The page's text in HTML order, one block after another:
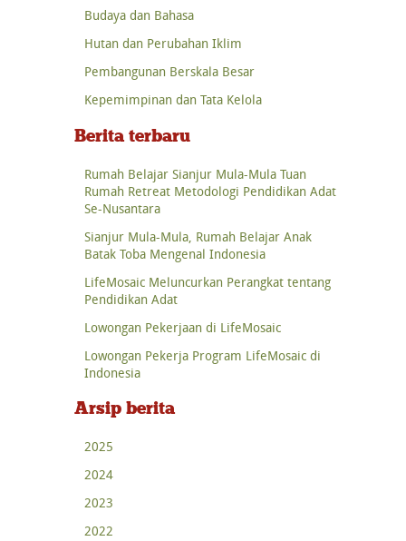
Budaya dan Bahasa
Hutan dan Perubahan Iklim
Pembangunan Berskala Besar
Kepemimpinan dan Tata Kelola
Berita terbaru
Rumah Belajar Sianjur Mula-Mula Tuan
Rumah Retreat Metodologi Pendidikan Adat
Se-Nusantara
Sianjur Mula-Mula, Rumah Belajar Anak
Batak Toba Mengenal Indonesia
LifeMosaic Meluncurkan Perangkat tentang
Pendidikan Adat
Lowongan Pekerjaan di LifeMosaic
Lowongan Pekerja Program LifeMosaic di
Indonesia
Arsip berita
2025
2024
2023
2022